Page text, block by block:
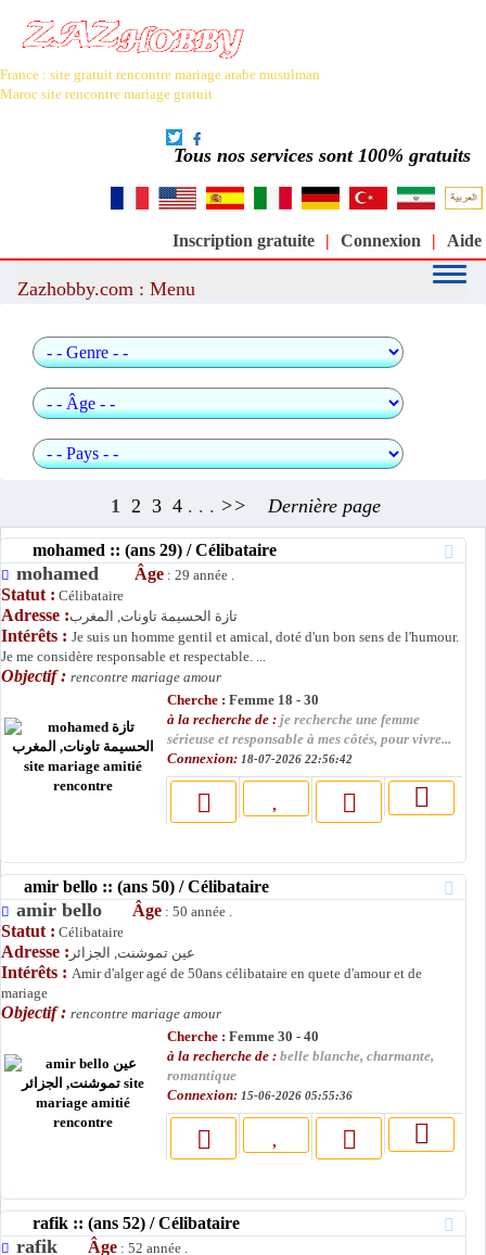
France : site gratuit rencontre mariage arabe musulman
Maroc site rencontre mariage gratuit
Tous nos services sont 100% gratuits
Inscription gratuite | Connexion | Aide
Zazhobby.com : Menu
1 2 3 4 . . . >> Dernière page
mohamed :: (ans 29) / Célibataire
mohamed Âge : 29 année .
Statut : Célibataire
Adresse :تازة الحسيمة تاونات, المغرب
Intérêts : Je suis un homme gentil et amical, doté d'un bon sens de l'humour.
Je me considère responsable et respectable. ...
Objectif : rencontre mariage amour
Cherche : Femme 18 - 30
à la recherche de : je recherche une femme
sérieuse et responsable à mes côtés, pour vivre...
Connexion: 18-07-2026 22:56:42
amir bello :: (ans 50) / Célibataire
amir bello Âge : 50 année .
Statut : Célibataire
Adresse : عين تموشنت, الجزائر
Intérêts : Amir d'alger agé de 50ans célibataire en quete d'amour et de
mariage
Objectif : rencontre mariage amour
Cherche : Femme 30 - 40
à la recherche de : belle blanche, charmante,
romantique
Connexion: 15-06-2026 05:55:36
rafik :: (ans 52) / Célibataire
rafik Âge : 52 année .